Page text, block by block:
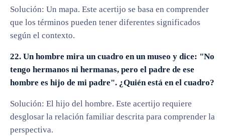
Solución: Un mapa. Este acertijo se basa en comprender
que los términos pueden tener diferentes significados
según el contexto.
22. Un hombre mira un cuadro en un museo y dice: "No
tengo hermanos ni hermanas, pero el padre de ese
hombre es hijo de mi padre". ¿Quién está en el cuadro?
Solución: El hijo del hombre. Este acertijo requiere
desglosar la relación familiar descrita para comprender la
perspectiva.